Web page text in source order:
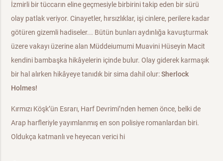
İzmirli bir tüccarın eline geçmesiyle birbirini takip eden bir sürü
olay patlak veriyor. Cinayetler, hırsızlıklar, işi cinlere, perilere kadar
götüren gizemli hadiseler... Bütün bunları aydınlığa kavuşturmak
üzere vakayı üzerine alan Müddeiumumi Muavini Hüseyin Macit
kendini bambaşka hikâyelerin içinde bulur. Olay giderek karmaşık
bir hal alırken hikâyeye tanıdık bir sima dahil olur:Sherlock
Holmes!
Kırmızı Köşk’ün Esrarı, Harf Devrimi’nden hemen önce, belki de
Arap harfleriyle yayımlanmış en son polisiye romanlardan biri.
Oldukça katmanlı ve heyecan verici hi